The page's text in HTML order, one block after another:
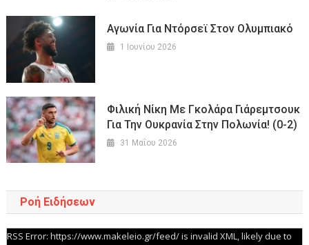
Αγωνία Για Ντόρσεϊ Στον Ολυμπιακό
1 Ιουνίου 2026
Φιλική Νίκη Με Γκολάρα Γιάρεμτσουκ
Για Την Ουκρανία Στην Πολωνία! (0-2)
31 Μαΐου 2026
Ροή Ειδήσεων
RSS Error: https://www.makeleio.gr/feed/ is invalid XML, likely due to